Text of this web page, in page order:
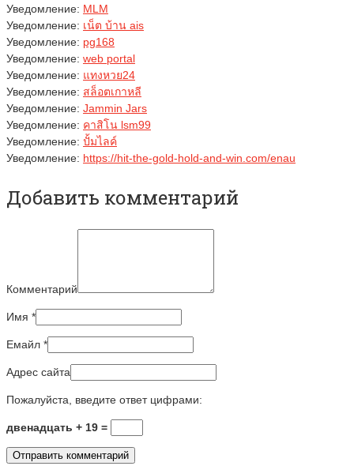
Уведомление: MLM
Уведомление: เน็ต บ้าน ais
Уведомление: pg168
Уведомление: web portal
Уведомление: แทงหวย24
Уведомление: สล็อตเกาหลี
Уведомление: Jammin Jars
Уведомление: คาสิโน lsm99
Уведомление: ปั้มไลค์
Уведомление: https://hit-the-gold-hold-and-win.com/enau
Добавить комментарий
Комментарий
Имя *
Емайл *
Адрес сайта
Пожалуйста, введите ответ цифрами:
двенадцать + 19 =